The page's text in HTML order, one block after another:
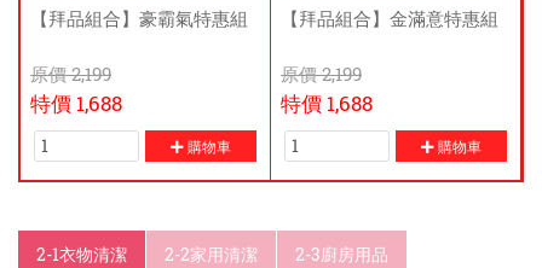
【拜品組合】豪霸氣特惠組
原價2,199
特價 1,688
購物車
【拜品組合】金滿意特惠組
原價2,199
特價 1,688
購物車
2-1衣物清潔 2-2家用清潔 2-3廚房用品